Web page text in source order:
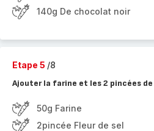
140g De chocolat noir
Etape 5 /8
Ajouter la farine et les 2 pincées de
50g Farine
2pincée Fleur de sel